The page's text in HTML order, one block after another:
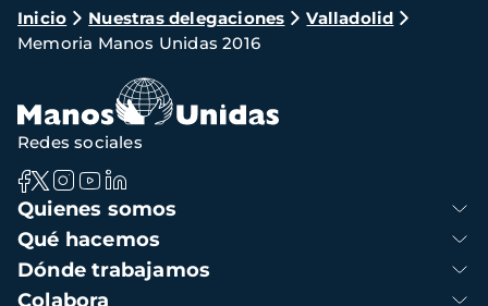
Ruta
de
navegación
Inicio Nuestras delegaciones
Valladolid
Memoria Manos Unidas 2016
Navegación
principal
Quienes somos
Qué hacemos
Dónde trabajamos
Colabora
Redes sociales